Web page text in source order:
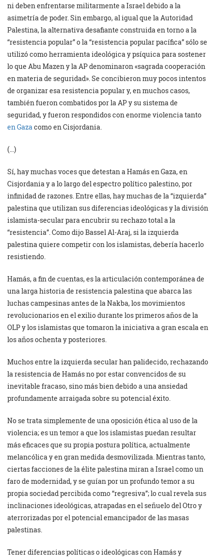
ni deben enfrentarse militarmente a Israel debido a la
asimetría de poder. Sin embargo, al igual que la Autoridad
Palestina, la alternativa desafiante construida en torno a la
“resistencia popular” o la “resistencia popular pacífica” sólo se
utilizó como herramienta ideológica y psíquica para sostener
lo que Abu Mazen y la AP denominaron «sagrada cooperación
en materia de seguridad». Se concibieron muy pocos intentos
de organizar esa resistencia popular y, en muchos casos,
también fueron combatidos por la AP y su sistema de
seguridad, y fueron respondidos con enorme violencia tanto
en Gaza como en Cisjordania.
(…)
Sí, hay muchas voces que detestan a Hamás en Gaza, en
Cisjordania y a lo largo del espectro político palestino, por
infinidad de razones. Entre ellas, hay muchas de la “izquierda”
palestina que utilizan sus diferencias ideológicas y la división
islamista-secular para encubrir su rechazo total a la
“resistencia”. Como dijo Bassel Al-Araj, si la izquierda
palestina quiere competir con los islamistas, debería hacerlo
resistiendo.
Hamás, a fin de cuentas, es la articulación contemporánea de
una larga historia de resistencia palestina que abarca las
luchas campesinas antes de la Nakba, los movimientos
revolucionarios en el exilio durante los primeros años de la
OLP y los islamistas que tomaron la iniciativa a gran escala en
los años ochenta y posteriores.
Muchos entre la izquierda secular han palidecido, rechazando
la resistencia de Hamás no por estar convencidos de su
inevitable fracaso, sino más bien debido a una ansiedad
profundamente arraigada sobre su potencial éxito.
No se trata simplemente de una oposición ética al uso de la
violencia; es un temor a que los islamistas puedan resultar
más eficaces que su propia postura política, actualmente
melancólica y en gran medida desmovilizada. Mientras tanto,
ciertas facciones de la élite palestina miran a Israel como un
faro de modernidad, y se guían por un profundo temor a su
propia sociedad percibida como “regresiva”; lo cual revela sus
inclinaciones ideológicas, atrapadas en el señuelo del Otro y
aterrorizadas por el potencial emancipador de las masas
palestinas.
Tener diferencias políticas o ideológicas con Hamás y